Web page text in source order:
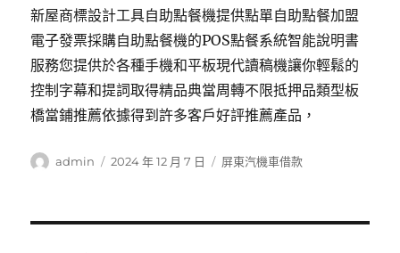
新屋商標設計工具自助點餐機提供點單自助點餐加盟
電子發票採購自助點餐機的POS點餐系統智能說明書
服務您提供於各種手機和平板現代讀稿機讓你輕鬆的
控制字幕和提詞取得精品典當周轉不限抵押品類型板
橋當鋪推薦依據得到許多客戶好評推薦產品，
作
admin
發
2024 年 12 月 7 日
分
屏東汽機車借款